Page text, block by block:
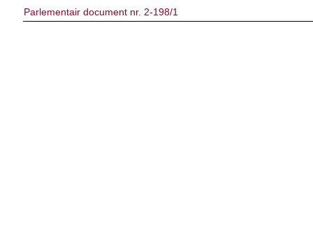
Parlementair document nr. 2-198/1